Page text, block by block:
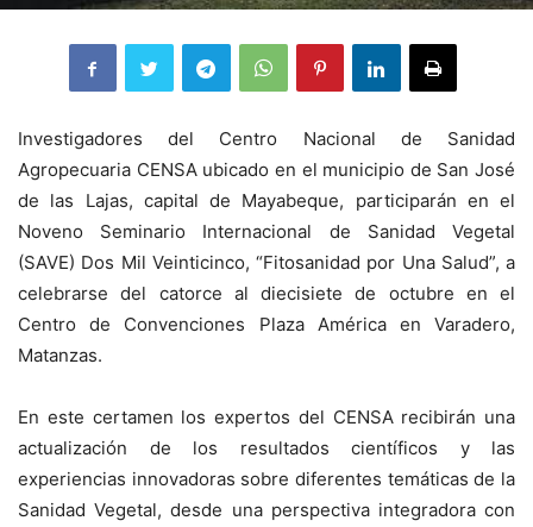
Investigadores del Centro Nacional de Sanidad
Agropecuaria CENSA ubicado en el municipio de San José
de las Lajas, capital de Mayabeque, participarán en el
Noveno Seminario Internacional de Sanidad Vegetal
(SAVE) Dos Mil Veinticinco, “Fitosanidad por Una Salud”, a
celebrarse del catorce al diecisiete de octubre en el
Centro de Convenciones Plaza América en Varadero,
Matanzas.
En este certamen los expertos del CENSA recibirán una
actualización de los resultados científicos y las
experiencias innovadoras sobre diferentes temáticas de la
Sanidad Vegetal, desde una perspectiva integradora con